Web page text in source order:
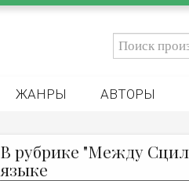
ЖАНРЫ АВТОРЫ
В рубрике "Между
языке